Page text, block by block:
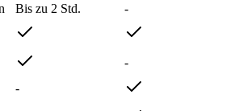
Bis zu 2 Std.
-
-
-